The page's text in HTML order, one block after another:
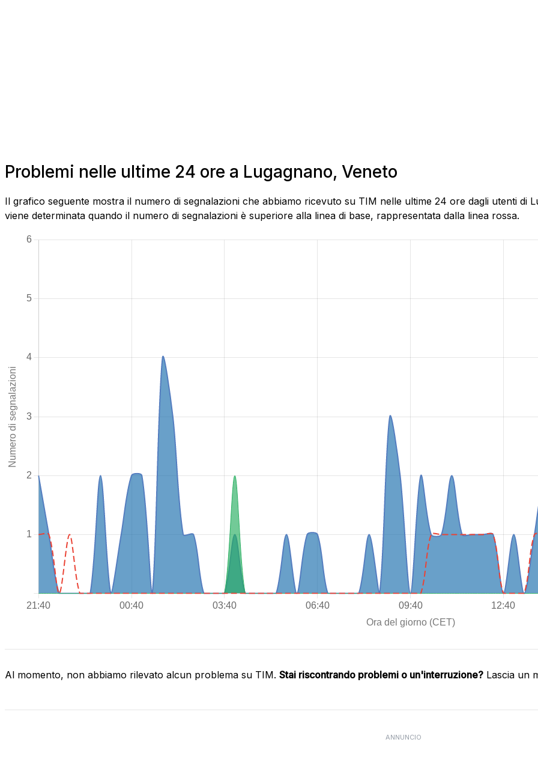
Problemi nelle ultime 24 ore a Lugagnano, Veneto
Il grafico seguente mostra il numero di segnalazioni che abbiamo ricevuto su TIM nelle ultime 24 ore dagli utenti di
viene determinata quando il numero di segnalazioni è superiore alla linea di base, rappresentata dalla linea rossa.
Al momento, non abbiamo rilevato alcun problema su TIM. Stai riscontrando problemi o un'interruzione? Lascia un
ANNUNCIO